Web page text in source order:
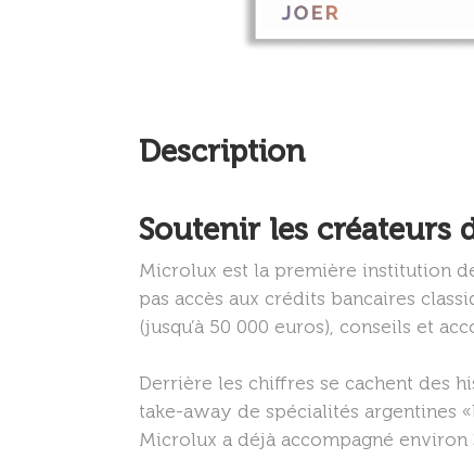
Description
Soutenir les créateurs
Microlux est la première institution
pas accès aux crédits bancaires
(jusqu’à 50 000 euros), conseils et
Derrière les chiffres se cachent des
take-away de spécialités argentines
Microlux a déjà accompagné